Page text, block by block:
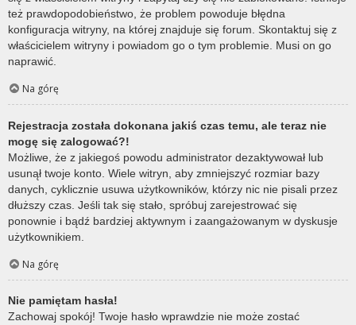
też prawdopodobieństwo, że problem powoduje błędna
konfiguracja witryny, na której znajduje się forum. Skontaktuj się z
właścicielem witryny i powiadom go o tym problemie. Musi on go
naprawić.
Na górę
Rejestracja została dokonana jakiś czas temu, ale teraz nie
mogę się zalogować?!
Możliwe, że z jakiegoś powodu administrator dezaktywował lub
usunął twoje konto. Wiele witryn, aby zmniejszyć rozmiar bazy
danych, cyklicznie usuwa użytkowników, którzy nic nie pisali przez
dłuższy czas. Jeśli tak się stało, spróbuj zarejestrować się
ponownie i bądź bardziej aktywnym i zaangażowanym w dyskusje
użytkownikiem.
Na górę
Nie pamiętam hasła!
Zachowaj spokój! Twoje hasło wprawdzie nie może zostać